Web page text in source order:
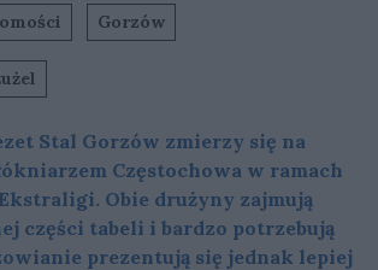
Gorzów
Stal Gorzów zmierzy się na
Częstochowa w ramach
Obie drużyny zajmują
części tabeli i bardzo potrzebują
prezentują się jednak lepiej